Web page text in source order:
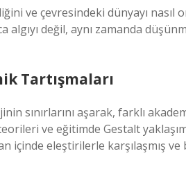
ve çevresindeki dünyayı nasıl
algıyı değil, aynı zamanda
Tartışmaları
sınırlarını aşarak, farklı
ve eğitimde Gestalt
eleştirilerle karşılaşmış ve